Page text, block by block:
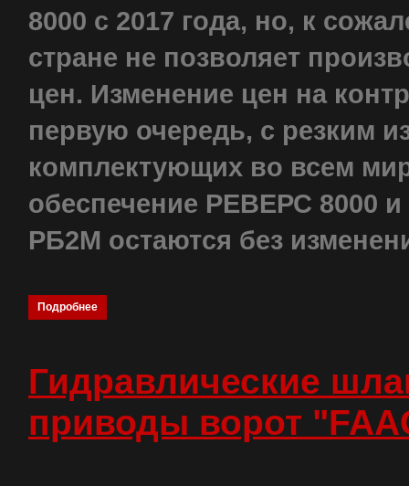
8000 с 2017 года, но, к
стране не позволяет
цен. Изменение цен на
первую очередь, с резким
комплектующих во всем
обеспечение РЕВЕРС 8000
РБ2М остаются без
Подробнее
Гидравлические
приводы ворот